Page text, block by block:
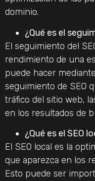
dominio.
¿Qué es el
El seguimiento del
rendimiento de una
puede hacer
seguimiento de SEO
tráfico del sitio web,
en los resultados de
¿Qué es el SEO
El SEO local es la
que aparezca en los
Esto puede ser